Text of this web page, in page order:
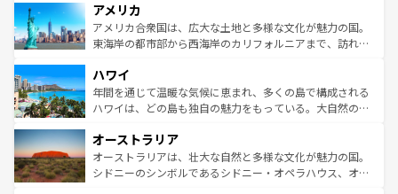
ンツ一覧を参照してほしい。
の建物がそのまま残る町や、スイスならではのユニークな
博物館もあり、アルプス観光だけでなく町歩きも満喫する
ことができる。国民の所得が高いため物価も高いが、旅行
ば市内交通費無料で観光を楽しむこともできる。 なお、新
着のスイス情報はコンテンツ一覧 を参照してほしい。
アメリカ
アメリカ合衆国は、広大な土地と多様な文化が魅力の国。
東海岸の都市部から西海岸のカリフォルニアまで、訪れる
のような巨大都市は、観光、ショッピング、エンターテイ
ンメントが詰まった刺激的なスポットだ。一方、アメリカ
西部には大自然が広がり、グランドキャニオンやイエロー
部のニューオーリンズでは、音楽と美食が融合した独特の
文化が魅力。旅行者はアメリカの各地域で異なる魅力を楽
しみながら、その多様性と豊かな歴史を感じることができ
ハワイ
年間を通じて温暖な気候に恵まれ、多くの島で構成される
ハワイは、どの島も独自の魅力をもっている。大自然の神
ワイ島は見逃せない。また、定番の観光地といえばオアフ
島だが、静かな自然を求めるならマウイ島やカウアイ島が
おすすめ。エメラルドグリーンに輝く海をはじめ、豊かな
オーストラリア
オーストラリアは、壮大な自然と多様な文化が魅力の国。
シドニーのシンボルであるシドニー・オペラハウス、オー